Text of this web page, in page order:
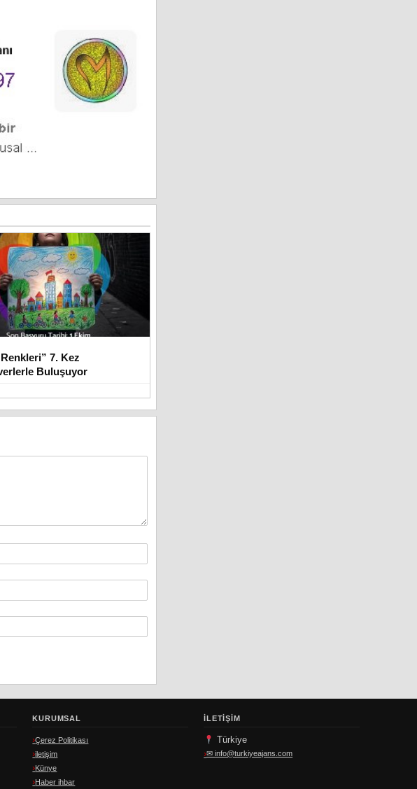
Renkleri” 7. Kez
Buluşuyor
KURUMSAL
Çerez Politikası
iletişim
Künye
Haber ihbar
İLETIŞIM
Türkiye
✉info@turkiyeajans.com